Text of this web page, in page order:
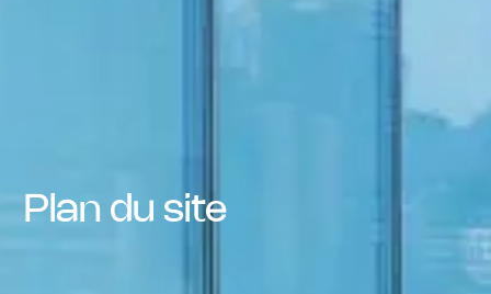
Plan du site